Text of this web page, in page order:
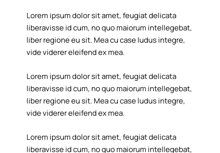
Lorem ipsum dolor sit amet, feugiat delicata
liberavisse id cum, no quo maiorum intellegebat,
liber regione eu sit. Mea cu case ludus integre,
vide viderer eleifend ex mea.
Lorem ipsum dolor sit amet, feugiat delicata
liberavisse id cum, no quo maiorum intellegebat,
liber regione eu sit. Mea cu case ludus integre,
vide viderer eleifend ex mea.
Lorem ipsum dolor sit amet, feugiat delicata
liberavisse id cum, no quo maiorum intellegebat,